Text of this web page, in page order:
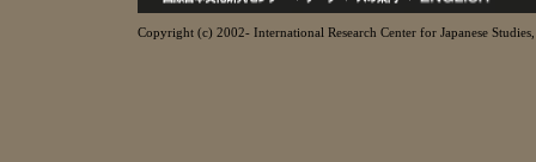
Copyright (c) 2002- International Research Center for Japanese